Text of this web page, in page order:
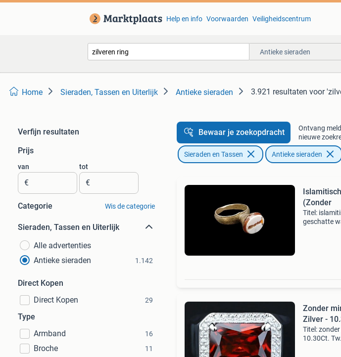
Help en info Voorwaarden Veiligheidscentrum
Antieke sieraden
Home Sieraden, Tassen en Uiterlijk Antieke sieraden 3.921 resultaten voor
Verfijn resultaten
Prijs
van
€
tot
€
Categorie Wis de categorie
Sieraden, Tassen en Uiterlijk
Alle advertenties
Antieke sieraden
1.142
Direct Kopen
Direct Kopen
29
Type
Armband
16
Broche 11
Bewaar je zoekopdracht
Ontvang
nieuwe
Sieraden en Tassen Antieke sieraden
(Zonder
Titel:
geschatte
Zonder
Zilver -
Titel:
10.30Ct.